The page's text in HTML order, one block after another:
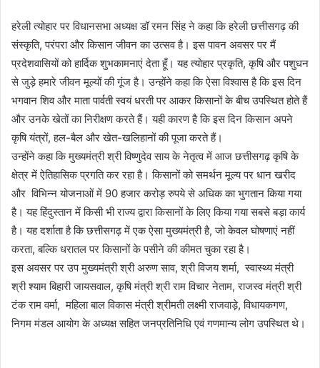
हरेली त्योहार पर विधानसभा अध्यक्ष डॉ रमन सिंह ने कहा कि हरेली छत्तीसगढ़ की
संस्कृति, परंपरा और किसान जीवन का उत्सव है। इस पावन अवसर पर मैं
प्रदेशवासियों को हार्दिक शुभकामनाएं देता हूँ। यह त्योहार प्रकृति, कृषि और पशुधन
से जुड़े हमारे जीवन मूल्यों की गूंज है। उन्होंने कहा कि ऐसा विश्वास है कि इस दिन
भगवान शिव और माता पार्वती स्वयं धरती पर आकर किसानों के बीच उपस्थित होते हैं
और उनके खेतों का निरीक्षण करते हैं। यही कारण है कि इस दिन किसान अपने
कृषि यंत्रों, हल-बैल और खेत-खलिहानों की पूजा करते हैं।
उन्होंने कहा कि मुख्यमंत्री श्री विष्णुदेव साय के नेतृत्व में आज छत्तीसगढ़ कृषि के
क्षेत्र में ऐतिहासिक प्रगति कर रहा है। किसानों को समर्थन मूल्य पर धान खरीद
और विभिन्न योजनाओं में 90 हजार करोड़ रुपये से अधिक का भुगतान किया गया
है। यह हिंदुस्तान में किसी भी राज्य द्वारा किसानों के लिए किया गया सबसे बड़ा कार्य
है। यह दर्शाता है कि छत्तीसगढ़ में एक ऐसा मुख्यमंत्री है, जो केवल घोषणाएं नहीं
करता, बल्कि धरातल पर किसानों के पसीने की कीमत चुका रहा है।
इस अवसर पर उप मुख्यमंत्री श्री अरुण साव, श्री विजय शर्मा, स्वास्थ्य मंत्री
श्री श्याम बिहारी जायसवाल, कृषि मंत्री श्री राम विचार नेताम, राजस्व मंत्री श्री
टंक राम वर्मा, महिला बाल विकास मंत्री श्रीमती लक्ष्मी राजवाड़े, विधायकगण,
निगम मंडल आयोग के अध्यक्ष सहित जनप्रतिनिधि एवं गणमान्य लोग उपस्थित थे।